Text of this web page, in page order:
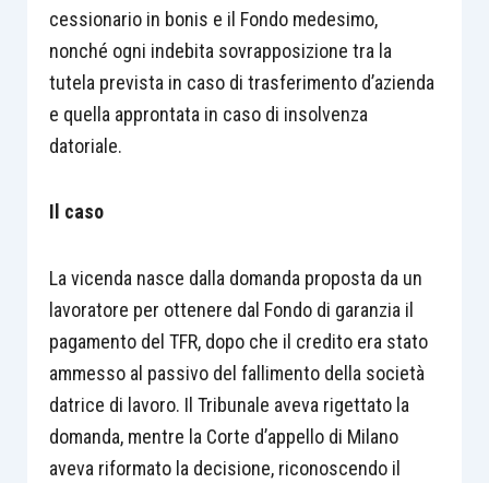
cessionario in bonis e il Fondo medesimo,
nonché ogni indebita sovrapposizione tra la
tutela prevista in caso di trasferimento d’azienda
e quella approntata in caso di insolvenza
datoriale.
Il caso
La vicenda nasce dalla domanda proposta da un
lavoratore per ottenere dal Fondo di garanzia il
pagamento del TFR, dopo che il credito era stato
ammesso al passivo del fallimento della società
datrice di lavoro. Il Tribunale aveva rigettato la
domanda, mentre la Corte d’appello di Milano
aveva riformato la decisione, riconoscendo il